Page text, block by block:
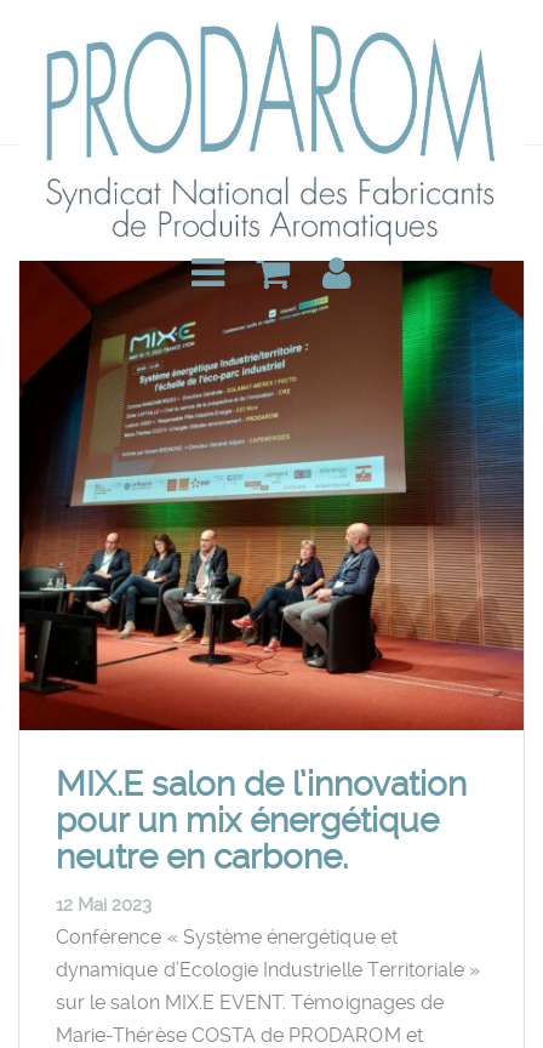
Archive
MIX.E salon de l’innovation
pour un mix énergétique
neutre en carbone.
12 Mai 2023
Conférence « Système énergétique et
dynamique d’Ecologie Industrielle Territoriale »
sur le salon MIX.E EVENT. Témoignages de
Marie-Thérèse COSTA de PRODAROM et